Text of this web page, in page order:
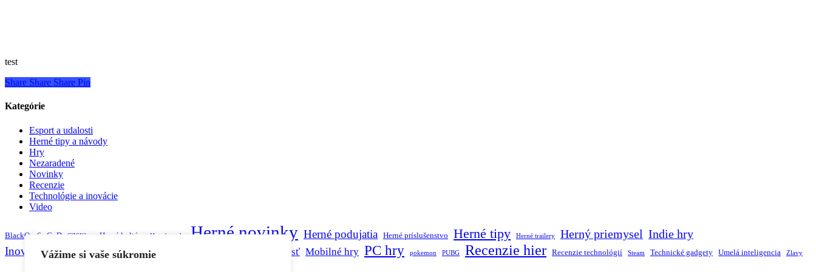
Vážime si vaše súkromie
test
Share Share Share Pin
Kategórie
Esport a udalosti
Herné tipy a návody
Hry
Nezaradené
Novinky
Recenzie
Technológie a inovácie
Video
BlackOps6 CoD CZSKhry Herná kultúra Herné mody Herné novinky Herné podujatia Herné príslušenstvo Herné tipy Herné trailery Herný priemysel Indie hry
Inovácie v technológiách Konzolové hry Kybernetická bezpečnosť Mobilné hry PC hry pokemon PUBG Recenzie hier Recenzie technológií Steam Technické gadgety Umelá inteligencia Zlavy